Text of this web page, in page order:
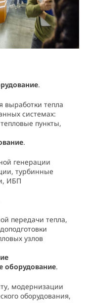
.
выработки тепла
системах:
пункты,
.
генерации
турбинные
ИБП
передачи тепла,
узлов
оборудование.
модернизации
оборудования,